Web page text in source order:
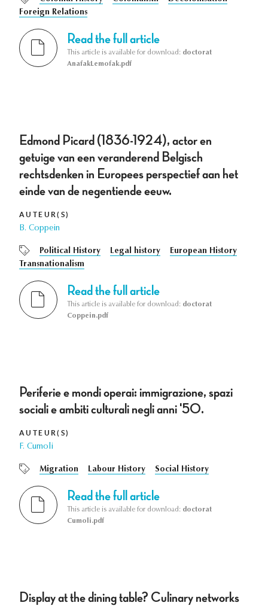
Foreign Relations
Read the full article
This article is available for download: doctorat
AnafakLemofak.pdf
Edmond Picard (1836-1924), actor en
getuige van een veranderend Belgisch
rechtsdenken in Europees perspectief aan het
einde van de negentiende eeuw.
AUTEUR(S)
B. Coppein
Political History Legal history
European History
Transnationalism
Read the full article
This article is available for download: doctorat
Coppein.pdf
Periferie e mondi operai: immigrazione, spazi
sociali e ambiti culturali negli anni '50.
AUTEUR(S)
F. Cumoli
Migration Labour History Social History
Read the full article
This article is available for download: doctorat
Cumoli.pdf
Display at the dining table? Culinary networks